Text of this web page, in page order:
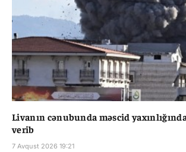
Livanın cənubunda məscid
verib
7 Avqust 2026 19:21